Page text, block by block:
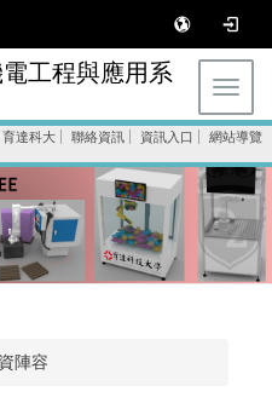
工程與應用系
育達科大 聯絡資訊 資訊入口 網站導覽
陣容